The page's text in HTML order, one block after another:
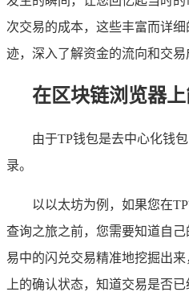
次交易的成本，这些丰富而详
迹，深入了解资金的流向和交
在区块链浏览器
由于TP钱包是去中心化钱
录。
以以太坊为例，如果您在
查询之旅之前，您需要知道自
易中的闪兑交易精准地挖掘出
上的确认状态，知道交易是否